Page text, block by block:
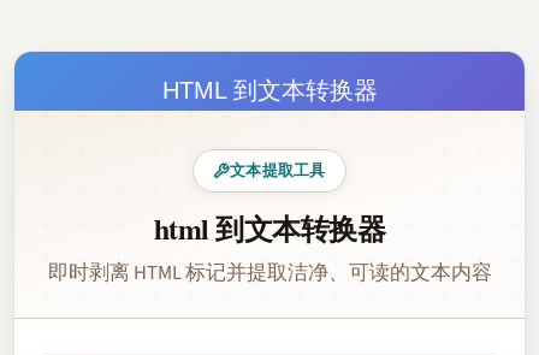
HTML 到文本转换器
文本提取工具
html 到文本转换器
即时剥离 HTML 标记并提取洁净、可读的文本内容